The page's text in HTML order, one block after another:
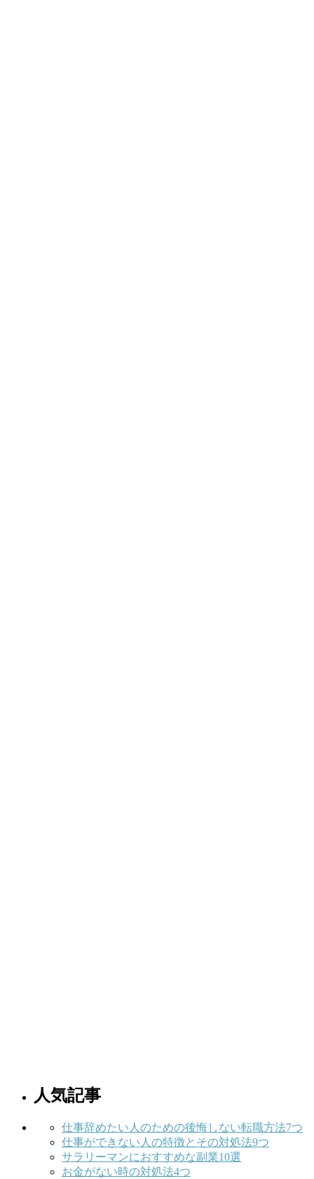
人気記事
仕事辞めたい人のための後悔しない転職方法7つ
仕事ができない人の特徴とその対処法9つ
サラリーマンにおすすめな副業10選
お金がない時の対処法4つ